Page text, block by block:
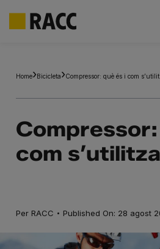
content
Home Bicicleta Compressor: què és i com
com s’utilitza
Per RACC · Published On: 28 agost